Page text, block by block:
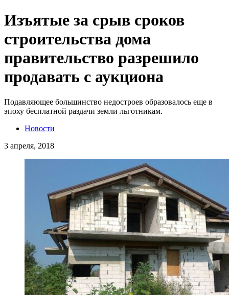
Изъятые за срыв сроков
строительства дома
правительство разрешило
продавать с аукциона
Подавляющее большинство недостроев образовалось еще в
эпоху бесплатной раздачи земли льготникам.
Новости
3 апреля, 2018